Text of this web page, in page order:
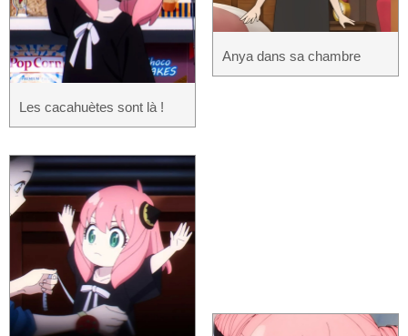
Les cacahuètes sont là !
Anya dans sa chambre